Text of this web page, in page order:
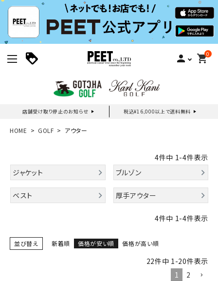
person 0
shopping_cart
店舗受け取り停止のお知らせ 税込¥16,000以上で送料無料
新規会員登録｜ログイン
search
HOME GOLF アウター
4件中 1-4件表示
ジャケット
ブルゾン
ベスト 厚手アウター
4件中 1-4件表示
並び替え 新着順 価格が安い順 価格が高い順
22件中 1-20件表示
1
2